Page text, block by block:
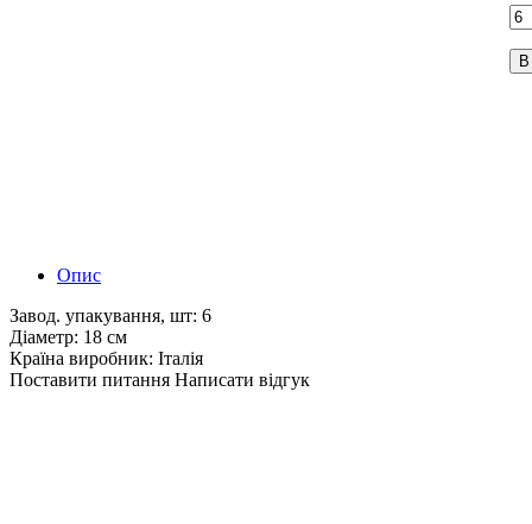
Опис
Завод. упакування, шт: 6
Діаметр: 18 см
Країна виробник: Італія
Поставити питання Написати відгук